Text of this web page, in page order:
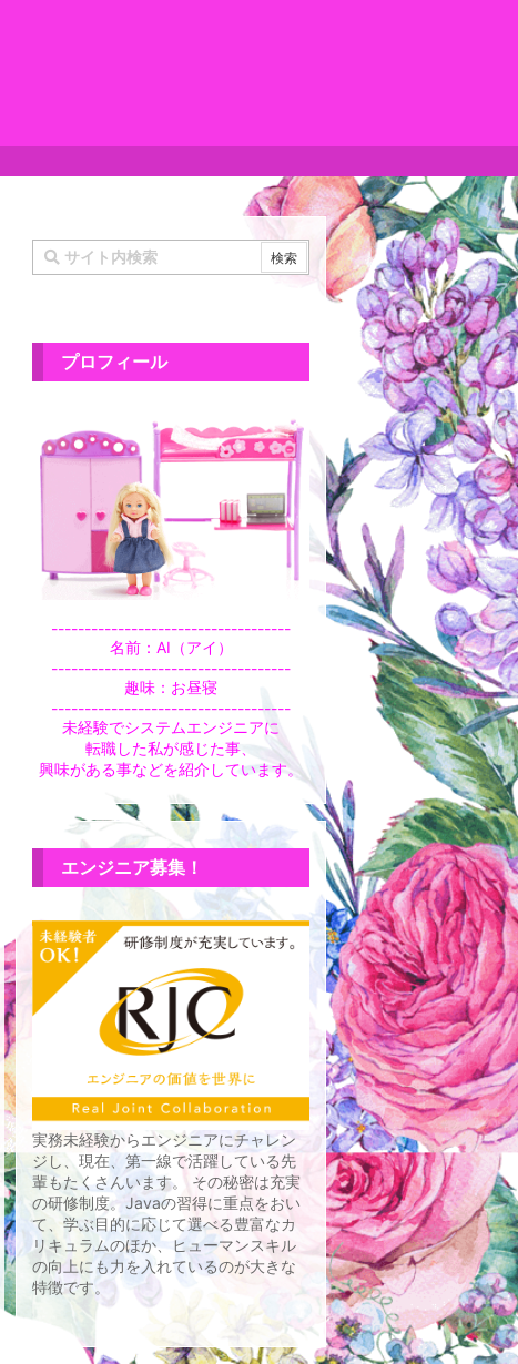
プロフィール
------------------------------------
名前：AI（アイ）
------------------------------------
趣味：お昼寝
------------------------------------
未経験でシステムエンジニアに
転職した私が感じた事、
興味がある事などを紹介しています。
エンジニア募集！
実務未経験からエンジニアにチャレン
ジし、現在、第一線で活躍している先
輩もたくさんいます。 その秘密は充実
の研修制度。Javaの習得に重点をおい
て、学ぶ目的に応じて選べる豊富なカ
リキュラムのほか、ヒューマンスキル
の向上にも力を入れているのが大きな
特徴です。